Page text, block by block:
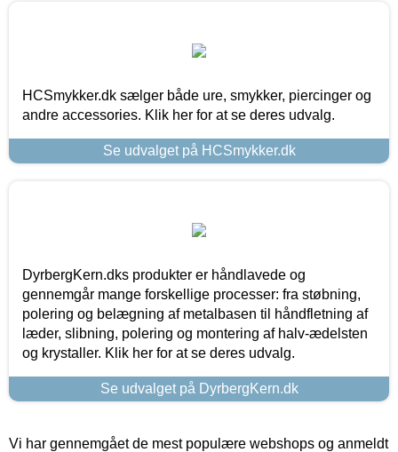
HCSmykker.dk sælger både ure, smykker, piercinger og
andre accessories. Klik her for at se deres udvalg.
Se udvalget på HCSmykker.dk
DyrbergKern.dks produkter er håndlavede og
gennemgår mange forskellige processer: fra støbning,
polering og belægning af metalbasen til håndfletning af
læder, slibning, polering og montering af halv-ædelsten
og krystaller. Klik her for at se deres udvalg.
Se udvalget på DyrbergKern.dk
Vi har gennemgået de mest populære webshops og anmeldt